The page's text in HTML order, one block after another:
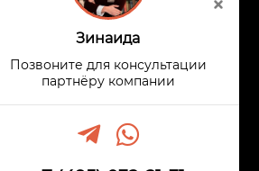
Недвижимость
Все комплексы
Зинаида
Позвоните для консультации
партнёру компании